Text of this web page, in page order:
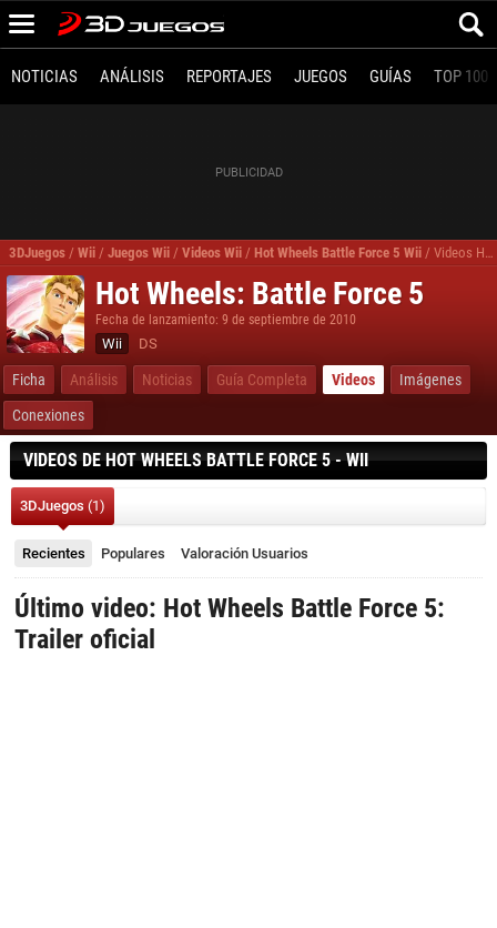
NOTICIAS ANÁLISIS REPORTAJES JUEGOS GUÍAS TOP 100
3DJuegos / Wii / Juegos Wii / Videos Wii / Hot Wheels Battle Force 5 Wii / Videos Hot Wheels Battle Force 5
Hot Wheels: Battle Force 5
Fecha de lanzamiento: 9 de septiembre de 2010
Wii DS
Ficha Análisis Noticias Guía Completa Videos
Imágenes
Conexiones
VIDEOS DE HOT WHEELS BATTLE FORCE 5 - WII
3DJuegos (1)
Recientes Populares Valoración Usuarios
Último video: Hot Wheels Battle Force 5:
Trailer oficial